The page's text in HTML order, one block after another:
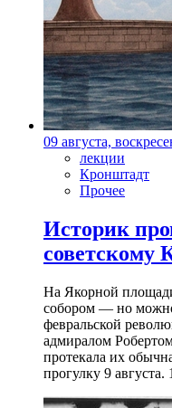
09 августа,
лекции
Кронштадт
Прочее
Историк
советскому
На Якорной
собором — но можно
февральской
адмиралом
протекала их
прогулку 9 августа.